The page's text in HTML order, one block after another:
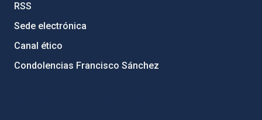
RSS
Sede electrónica
Canal ético
Condolencias Francisco Sánchez